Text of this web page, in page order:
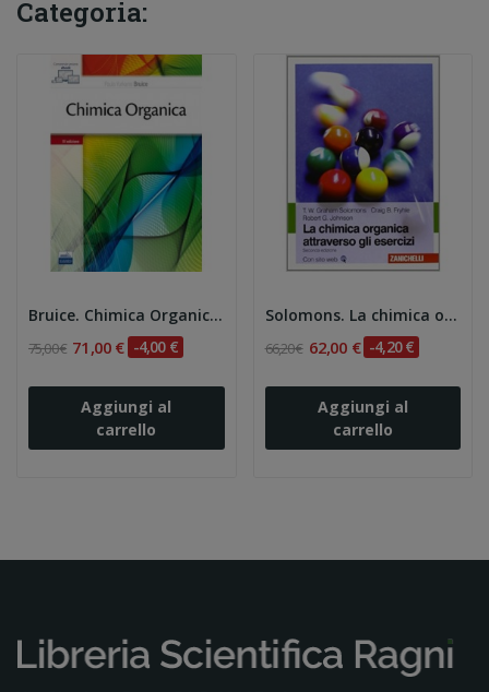
Categoria:
Bruice. Chimica Organica 3e
75,00 € 71,00 € -4,00 €
Aggiungi al
carrello
Solomons. La chimica organica attraverso gli...
66,20 € 62,00 € -4,20 €
Aggiungi al
carrello